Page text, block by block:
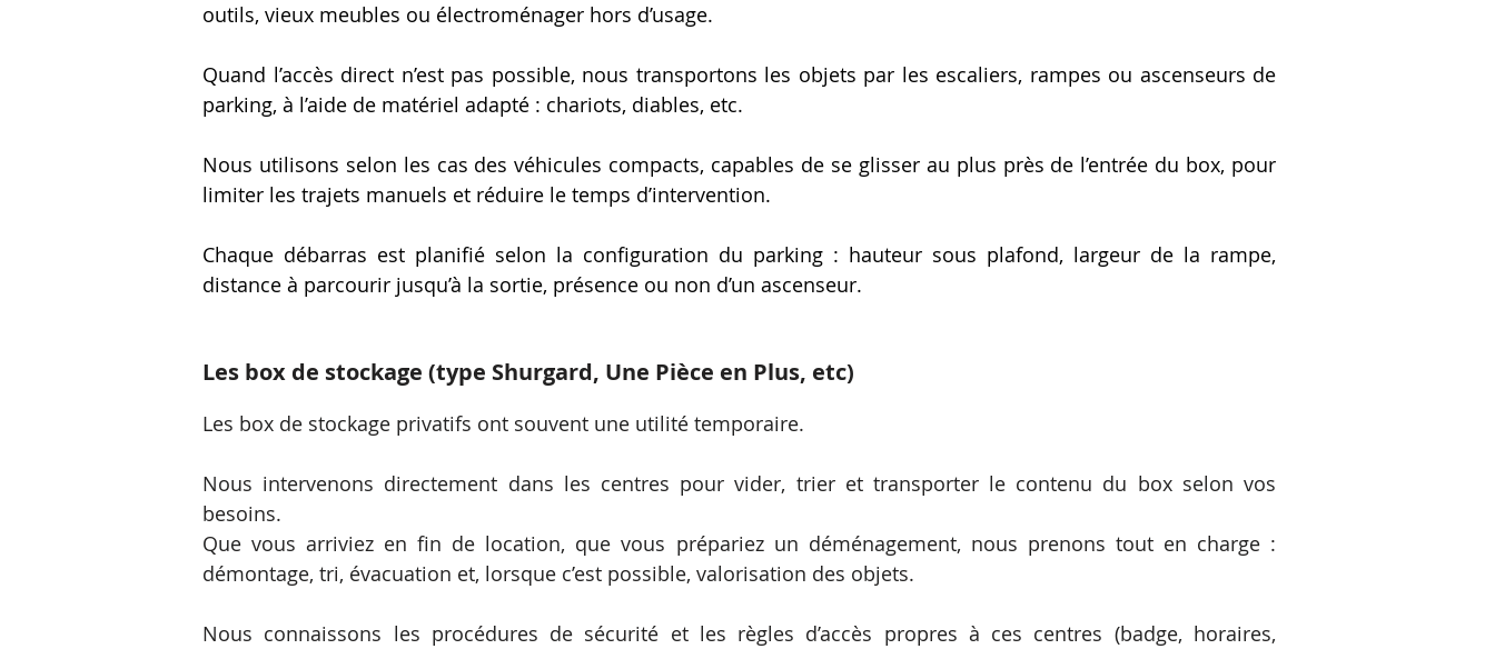
outils, vieux meubles ou électroménager hors d’usage.
Quand l’accès direct n’est pas possible, nous transportons les objets par les escaliers, rampes ou ascenseurs de
parking, à l’aide de matériel adapté : chariots, diables, etc.
Nous utilisons selon les cas des véhicules compacts, capables de se glisser au plus près de l’entrée du box, pour
limiter les trajets manuels et réduire le temps d’intervention.
Chaque débarras est planifié selon la configuration du parking : hauteur sous plafond, largeur de la rampe,
distance à parcourir jusqu’à la sortie, présence ou non d’un ascenseur.
Les box de stockage (type Shurgard, Une Pièce en Plus, etc)
Les box de stockage privatifs ont souvent une utilité temporaire.
Nous intervenons directement dans les centres pour vider, trier et transporter le contenu du box selon vos
besoins.
Que vous arriviez en fin de location, que vous prépariez un déménagement, nous prenons tout en charge :
démontage, tri, évacuation et, lorsque c’est possible, valorisation des objets.
Nous connaissons les procédures de sécurité et les règles d’accès propres à ces centres (badge, horaires,